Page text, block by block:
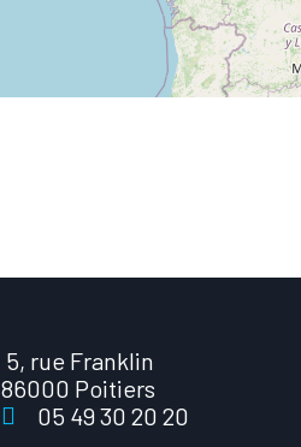
5, rue Franklin
86000 Poitiers
05 49 30 20 20